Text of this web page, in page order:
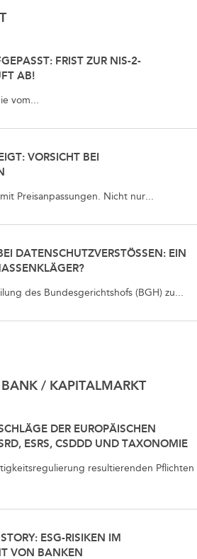
FRIST ZUR NIS-2-
AB!
vom...
VORSICHT BEI
Preisanpassungen. Nicht nur...
DATENSCHUTZVERSTÖSSEN: EIN P
des Bundesgerichtshofs (BGH) zu...
/ KAPITALMARKT
DER EUROPÄISCHEN
ESRS, CSDDD UND TAXONOMIE
resultierenden Pflichten
ESG-RISIKEN IM
VON BANKEN